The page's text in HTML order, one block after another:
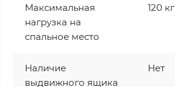
Максимальная
нагрузка на
спальное место
120 кг
Наличие
выдвижного ящика
Нет